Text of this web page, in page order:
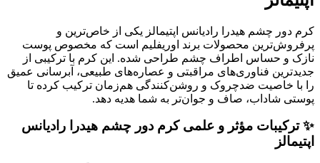
کرم دور چشم هیدرا رادیانس اپتیمالز یکی از خاص‌ترین و
پرفروش‌ترین محصولات برند اوریفلیم است که مخصوص پوست
نازک و حساس اطراف چشم طراحی شده. این کرم با ترکیبی از
جدیدترین فناوری‌های مراقبتی و عصاره‌های طبیعی، آبرسانی عمیق
را با خاصیت ضدچروک و روشن‌کنندگی هم‌زمان ترکیب کرده تا
پوستی شاداب، صاف و جوان‌تر به شما هدیه دهد.
✨ ترکیبات مؤثر و علمی کرم دور چشم هیدرا رادیانس
اپتیمالز